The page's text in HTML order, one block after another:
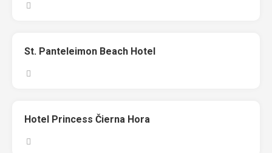
St. Panteleimon Beach Hotel
Hotel Princess Čierna Hora